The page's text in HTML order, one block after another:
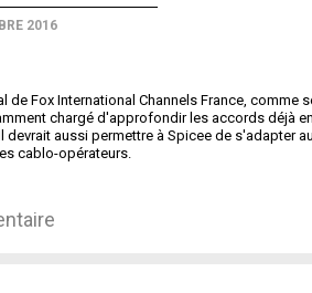
2016
de Fox International Channels France, comme
chargé d'approfondir les accords déjà en
aussi permettre à Spicee de s'adapter
cablo-opérateurs.